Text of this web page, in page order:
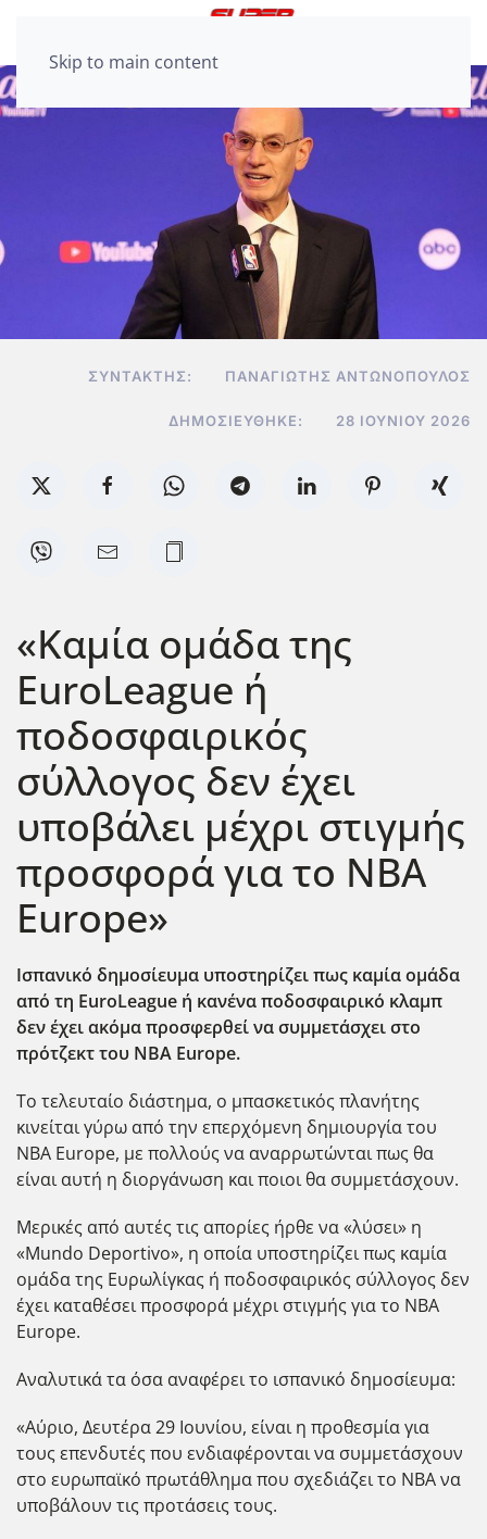
Skip to main content
ΣΥΝΤΆΚΤΗΣ: ΠΑΝΑΓΙΏΤΗΣ ΑΝΤΩΝΌΠΟΥΛΟΣ
ΔΗΜΟΣΙΕΎΘΗΚΕ: 28 ΙΟΥΝΊΟΥ 2026
«Καμία ομάδα της
EuroLeague ή
ποδοσφαιρικός
σύλλογος δεν έχει
υποβάλει μέχρι στιγμής
προσφορά για το ΝΒΑ
Europe»
Ισπανικό δημοσίευμα υποστηρίζει πως καμία ομάδα
από τη EuroLeague ή κανένα ποδοσφαιρικό κλαμπ
δεν έχει ακόμα προσφερθεί να συμμετάσχει στο
πρότζεκτ του NBA Europe.
Το τελευταίο διάστημα, ο μπασκετικός πλανήτης
κινείται γύρω από την επερχόμενη δημιουργία του
ΝΒΑ Europe, με πολλούς να αναρρωτώνται πως θα
είναι αυτή η διοργάνωση και ποιοι θα συμμετάσχουν.
Μερικές από αυτές τις απορίες ήρθε να «λύσει» η
«Mundo Deportivo», η οποία υποστηρίζει πως καμία
ομάδα της Ευρωλίγκας ή ποδοσφαιρικός σύλλογος δεν
έχει καταθέσει προσφορά μέχρι στιγμής για το NBA
Europe.
Αναλυτικά τα όσα αναφέρει το ισπανικό δημοσίευμα:
«Αύριο, Δευτέρα 29 Ιουνίου, είναι η προθεσμία για
τους επενδυτές που ενδιαφέρονται να συμμετάσχουν
στο ευρωπαϊκό πρωτάθλημα που σχεδιάζει το NBA να
υποβάλουν τις προτάσεις τους.